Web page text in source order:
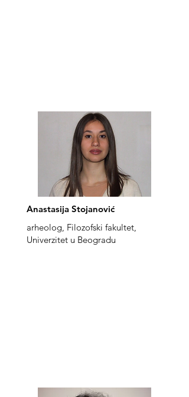
Anastasija Stojanović
arheolog, Filozofski fakultet,
Univerzitet u Beogradu